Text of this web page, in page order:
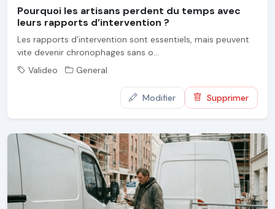
Pourquoi les artisans perdent du temps avec
leurs rapports d’intervention ?
Les rapports d’intervention sont essentiels, mais peuvent
vite devenir chronophages sans o...
Valideo
General
Modifier Supprimer